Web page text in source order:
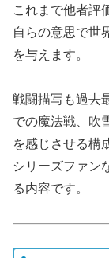
これまで他者評
自らの意思で世
を与えます。
戦闘描写も過去
での魔法戦、吹
を感じさせる構
シリーズファン
る内容です。